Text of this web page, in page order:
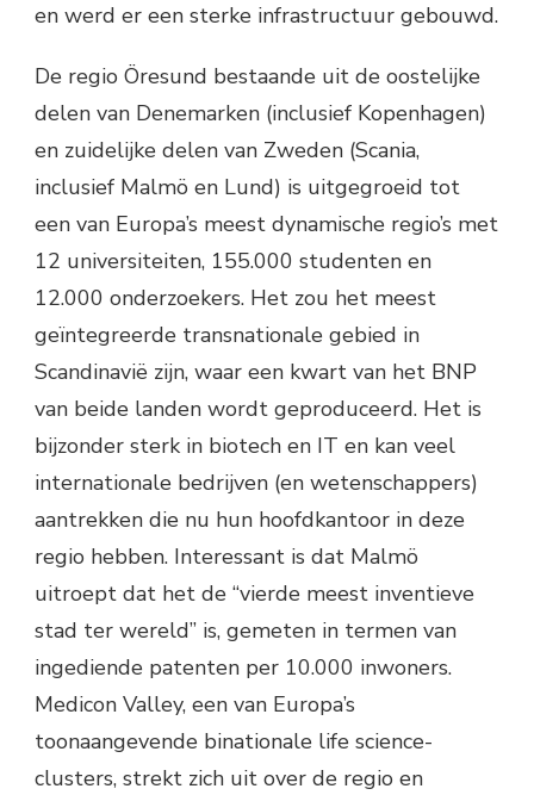
en werd er een sterke infrastructuur gebouwd.
De regio Öresund bestaande uit de oostelijke
delen van Denemarken (inclusief Kopenhagen)
en zuidelijke delen van Zweden (Scania,
inclusief Malmö en Lund) is uitgegroeid tot
een van Europa’s meest dynamische regio’s met
12 universiteiten, 155.000 studenten en
12.000 onderzoekers. Het zou het meest
geïntegreerde transnationale gebied in
Scandinavië zijn, waar een kwart van het BNP
van beide landen wordt geproduceerd. Het is
bijzonder sterk in biotech en IT en kan veel
internationale bedrijven (en wetenschappers)
aantrekken die nu hun hoofdkantoor in deze
regio hebben. Interessant is dat Malmö
uitroept dat het de “vierde meest inventieve
stad ter wereld” is, gemeten in termen van
ingediende patenten per 10.000 inwoners.
Medicon Valley, een van Europa’s
toonaangevende binationale life science-
clusters, strekt zich uit over de regio en